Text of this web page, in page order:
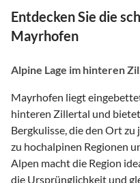
Entdecken Sie die
Mayrhofen
Alpine Lage im hinteren
Mayrhofen liegt
hinteren Zillertal und
Bergkulisse, die den Ort
zu hochalpinen Regionen
Alpen macht die Region
die Ursprünglichkeit und